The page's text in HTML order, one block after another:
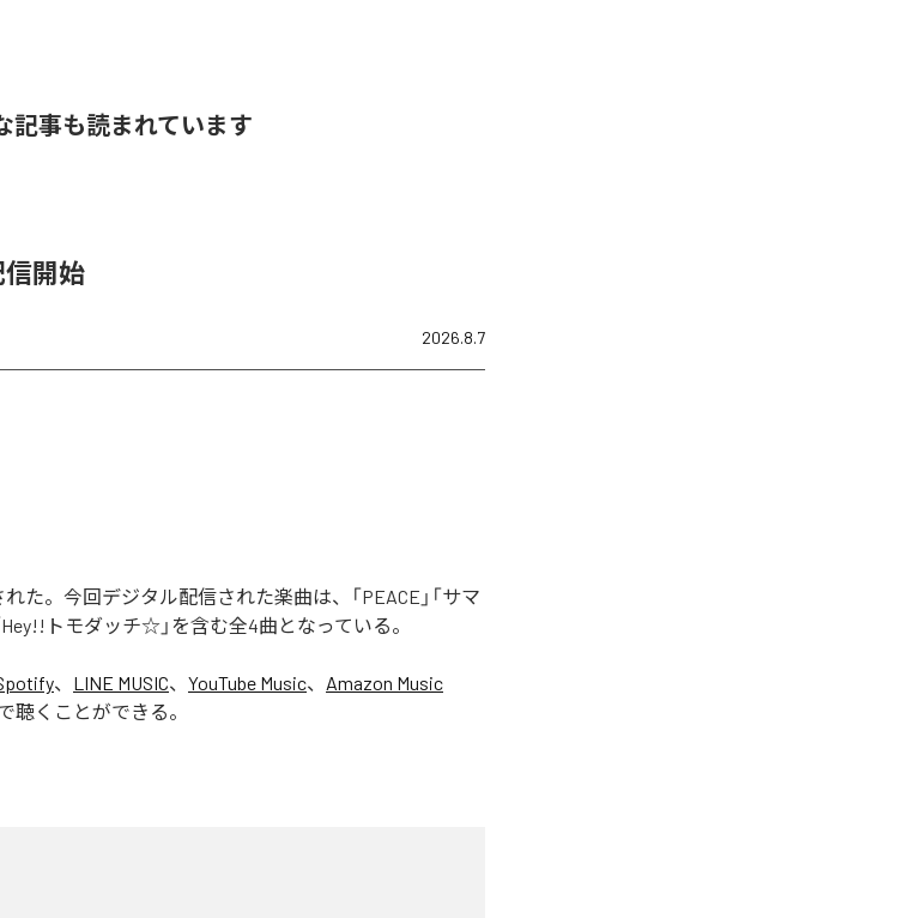
記事も読まれています
信開始
2026.8.7
た。今回デジタル配信された楽曲は、「PEACE」「サマ
Hey!!トモダッチ☆」を含む全4曲となっている。
、 LINE MUSIC、 YouTube Music、 Amazon Music
聴くことができる。